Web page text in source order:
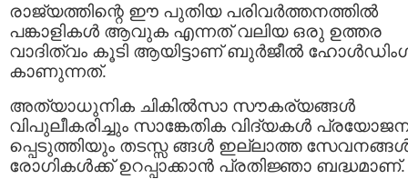
രാജ്യത്തിന്റെ ഈ പുതിയ പരിവർത്തനത്തിൽ
പങ്കാളികൾ ആവുക എന്നത് വലിയ ഒരു ഉത്തര
വാദിത്വം കൂടി ആയിട്ടാണ് ബുർജീൽ
കാണുന്നത്.
അത്യാധുനിക ചികിൽസാ സൗകര്യങ്ങൾ
വിപുലീകരിച്ചും സാങ്കേതിക വിദ്യകൾ
പ്പെടുത്തിയും തടസ്സ ങ്ങൾ ഇല്ലാത്ത
രോഗികൾക്ക് ഉറപ്പാക്കാൻ പ്രതിജ്ഞാ ബദ്ധമാണ്.